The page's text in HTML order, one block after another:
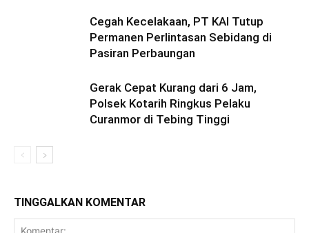
Cegah Kecelakaan, PT KAI Tutup
Permanen Perlintasan Sebidang di
Pasiran Perbaungan
Gerak Cepat Kurang dari 6 Jam,
Polsek Kotarih Ringkus Pelaku
Curanmor di Tebing Tinggi
TINGGALKAN KOMENTAR